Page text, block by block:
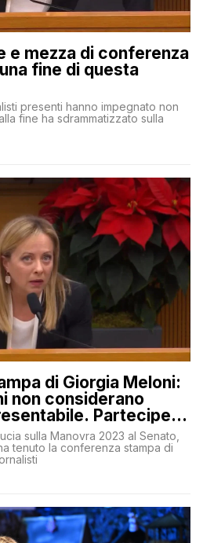
e mezza di conferenza
fine di questa
presenti hanno impegnato non
fine ha sdrammatizzato sulla
di Giorgia Meloni:
non considerano
Parteciperò
sulla Manovra 2023 al Senato,
tenuto la conferenza stampa di